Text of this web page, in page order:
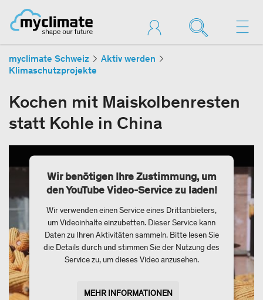
myclimate Schweiz
Aktiv werden
Klimaschutzprojekte
Kochen mit Maiskolbenresten
statt Kohle in China
Wir benötigen Ihre Zustimmung, um
den YouTube Video-Service zu laden!
Wir verwenden einen Service eines Drittanbieters,
um Videoinhalte einzubetten. Dieser Service kann
Daten zu Ihren Aktivitäten sammeln. Bitte lesen Sie
die Details durch und stimmen Sie der Nutzung des
Service zu, um dieses Video anzusehen.
MEHR INFORMATIONEN